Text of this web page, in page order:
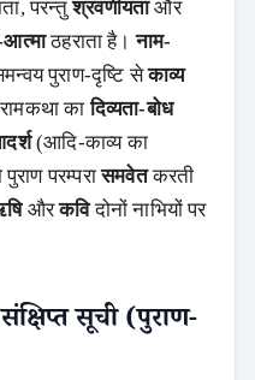
परन्तुश्रवणीयताऔर
ठहराता है।नाम-
पुराण-दृष्टि सेकाव्य
कादिव्यता-बोध
(आदि-काव्य का
परम्परासमवेतकरती
औरकविदोनों नाभियों पर
सूची (पुराण-